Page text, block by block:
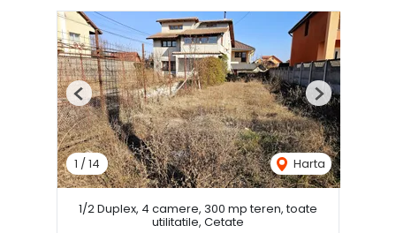
1 / 14 Harta
Previous Next
1/2 Duplex, 4 camere, 300 mp teren, toate
utilitatile, Cetate